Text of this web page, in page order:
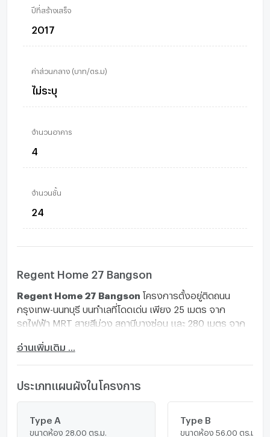
ปีที่สร้างเสร็จ
2017
ค่าส่วนกลาง (บาท/ตร.ม)
ไม่ระบุ
จำนวนอาคาร
4
จำนวนชั้น
24
Regent Home 27 Bangson
Regent Home 27 Bangson โครงการตั้งอยู่ติดถนน
กรุงเทพ-นนทบุรี บนทำเลที่โดดเด่น เพียง 25 เมตร จาก
รถไฟฟ้า MRT สายสีม่วง สถานีบางซ่อน และ 280 เมตร จาก
ร้านค้าแผงลอย และตึกแถว 4.5 ชั้น ที่เปิดเป็นร้านค้า, ร้าน
สถานที่สำคัญใกล้เคียง
Community Mall ภายในโครงการ
MRT สายสีม่วง สถานีบางซ่อน : 25 ม.
รถไฟฟ้าสายสีแดง สถานีบางซ่อน : 280 ม.
อ่านเพิ่มเติม ...
ประเภทแผนผังในโครงการ
Type A
ขนาดห้อง 28.00 ตร.ม.
Type B
ขนาดห้อง 56.00 ตร.ม.